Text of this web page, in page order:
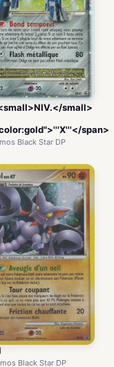
small>
span>
Black Star DP
Black Star DP